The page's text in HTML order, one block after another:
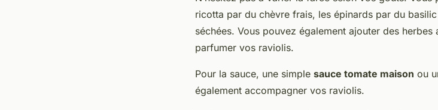
ricotta par du chèvre frais, les épinards par du
séchées. Vous pouvez également ajouter des
parfumer vos raviolis.
Pour la sauce, une simple sauce tomate maison ou
également accompagner vos raviolis.